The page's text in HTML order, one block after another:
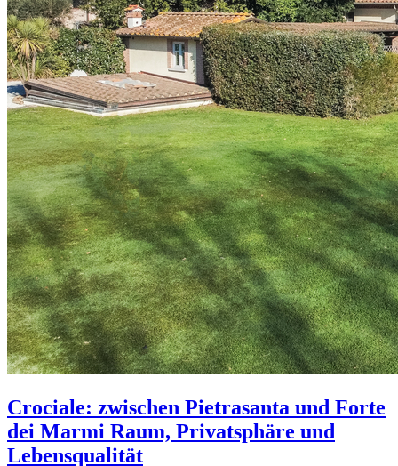
Crociale: zwischen Pietrasanta und Forte
dei Marmi Raum, Privatsphäre und
Lebensqualität